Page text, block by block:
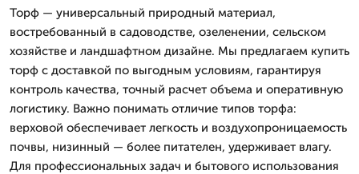
Торф — универсальный природный материал,
востребованный в садоводстве, озеленении, сельском
хозяйстве и ландшафтном дизайне. Мы предлагаем купить
торф с доставкой по выгодным условиям, гарантируя
контроль качества, точный расчет объема и оперативную
логистику. Важно понимать отличие типов торфа:
верховой обеспечивает легкость и воздухопроницаемость
почвы, низинный — более питателен, удерживает влагу.
Для профессиональных задач и бытового использования